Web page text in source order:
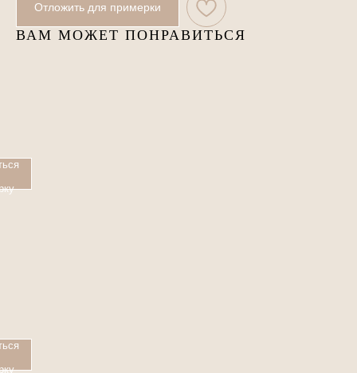
Отложить для примерки
ВАМ МОЖЕТ ПОНРАВИТЬСЯ